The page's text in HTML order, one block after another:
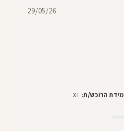
מידת הרוכש/ת: XL
29/05/26